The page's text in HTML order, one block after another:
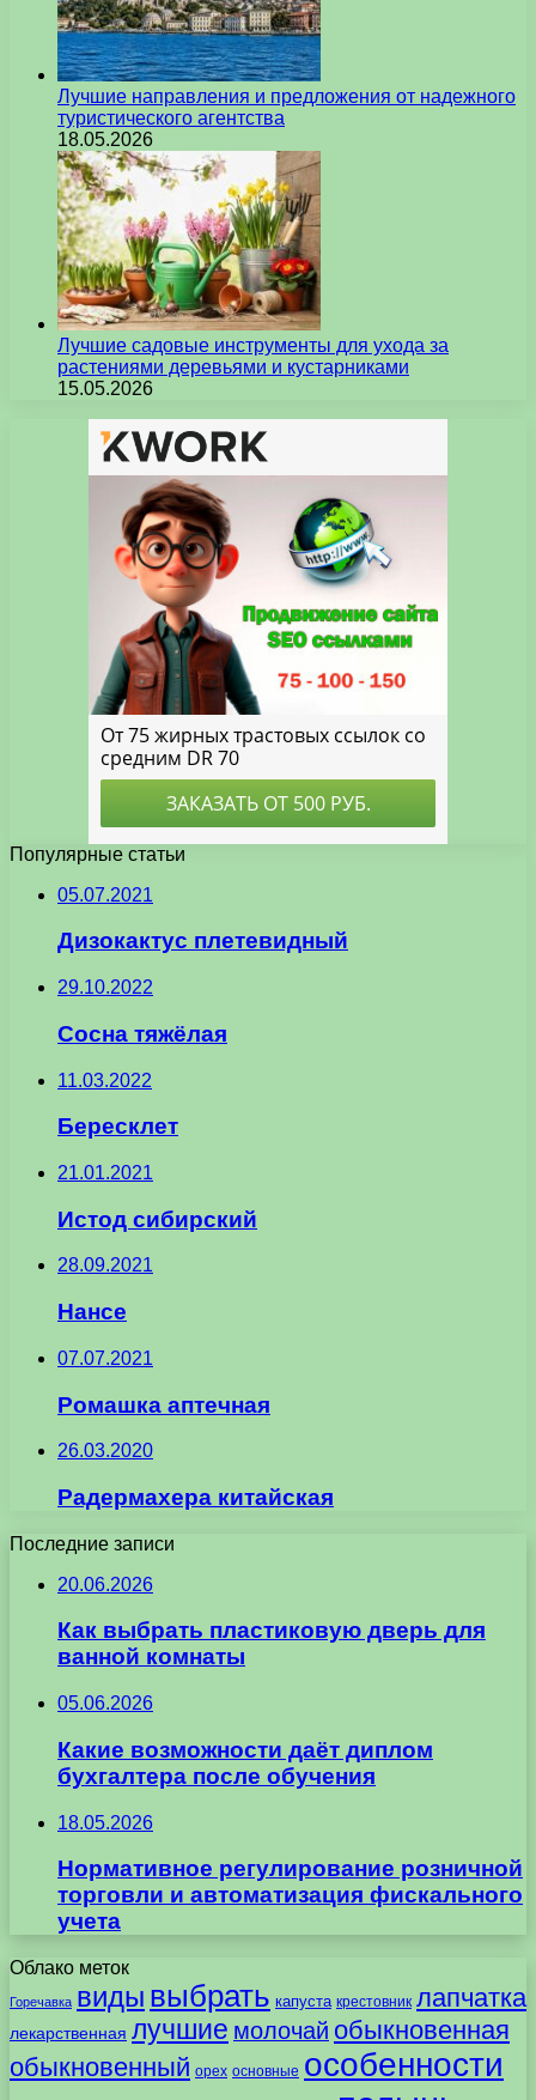
Лучшие направления и предложения от надежного
туристического агентства
18.05.2026
Лучшие садовые инструменты для ухода за
растениями деревьями и кустарниками
15.05.2026
Популярные статьи
05.07.2021
Дизокактус плетевидный
29.10.2022
Сосна тяжёлая
11.03.2022
Бересклет
21.01.2021
Истод сибирский
28.09.2021
Нансе
07.07.2021
Ромашка аптечная
26.03.2020
Радермахера китайская
Последние записи
20.06.2026
Как выбрать пластиковую дверь для
ванной комнаты
05.06.2026
Какие возможности даёт диплом
бухгалтера после обучения
18.05.2026
Нормативное регулирование розничной
торговли и автоматизация фискального
учета
Облако меток
Горечавка виды выбрать капуста крестовник лапчатка
лекарственная лучшие молочай обыкновенная
обыкновенный орех основные особенности